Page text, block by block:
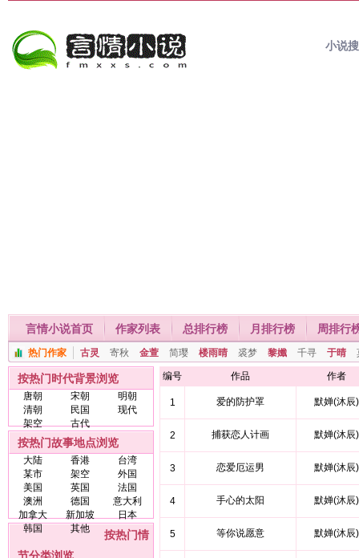
小说
言情小说首页 作家列表 总排行榜 月排行榜 周排行
热门作家 古灵 寄秋 金萱 简璎 楼雨晴 裘梦 黎孅 千寻 于晴
按热门时代背景浏览
唐朝 宋朝
明朝
清朝
民国
现代
架空
古代
按热门故事地点浏览
大陆 香港
台湾
某市
架空
外国
美国
英国
法国
澳洲
德国
意大利
加拿大
新加坡
日本
韩国
其他
按热门情
编号 作品 作者
1 爱的防护罩 默婵(沐辰)
2 捕获恋人计画 默婵(沐辰)
3 恋爱厄运男 默婵(沐辰)
4 手心的太阳 默婵(沐辰)
5 等你说愿意 默婵(沐辰)